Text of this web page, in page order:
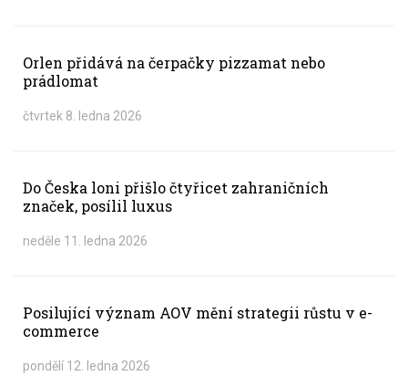
Orlen přidává na čerpačky pizzamat nebo
prádlomat
čtvrtek 8. ledna 2026
Do Česka loni přišlo čtyřicet zahraničních
značek, posílil luxus
neděle 11. ledna 2026
Posilující význam AOV mění strategii růstu v e-
commerce
pondělí 12. ledna 2026